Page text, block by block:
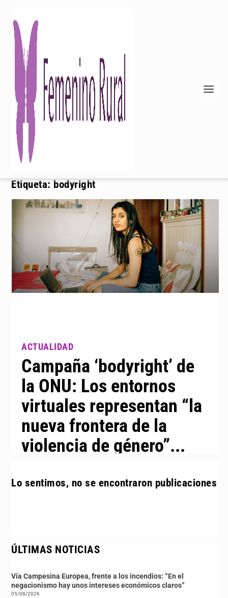
Etiqueta: bodyright
Campaña ‘bodyright’ de
la ONU: Los entornos
virtuales representan “la
nueva frontera de la
violencia de género”...
Lo sentimos, no se encontraron publicaciones
ÚLTIMAS NOTICIAS
Vía Campesina Europea, frente a los incendios: “En el
negacionismo hay unos intereses económicos claros”
05/08/2026